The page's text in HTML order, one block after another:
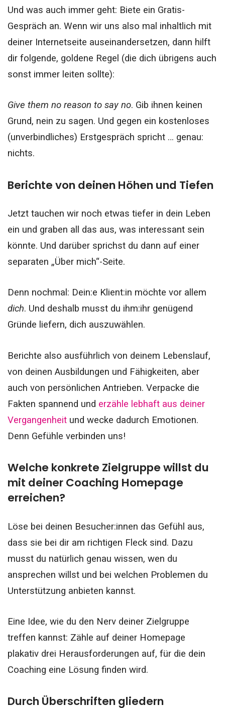
Und was auch immer geht: Biete ein Gratis-
Gespräch an. Wenn wir uns also mal inhaltlich mit
deiner Internetseite auseinandersetzen, dann hilft
dir folgende, goldene Regel (die dich übrigens auch
sonst immer leiten sollte):
Give them no reason to say no. Gib ihnen keinen
Grund, nein zu sagen. Und gegen ein kostenloses
(unverbindliches) Erstgespräch spricht … genau:
nichts.
Berichte von deinen Höhen und Tiefen
Jetzt tauchen wir noch etwas tiefer in dein Leben
ein und graben all das aus, was interessant sein
könnte. Und darüber sprichst du dann auf einer
separaten „Über mich“-Seite.
Denn nochmal: Dein:e Klient:in möchte vor allem
dich. Und deshalb musst du ihm:ihr genügend
Gründe liefern, dich auszuwählen.
Berichte also ausführlich von deinem Lebenslauf,
von deinen Ausbildungen und Fähigkeiten, aber
auch von persönlichen Antrieben. Verpacke die
Fakten spannend und erzähle lebhaft aus deiner
Vergangenheit und wecke dadurch Emotionen.
Denn Gefühle verbinden uns!
Welche konkrete Zielgruppe willst du
mit deiner Coaching Homepage
erreichen?
Löse bei deinen Besucher:innen das Gefühl aus,
dass sie bei dir am richtigen Fleck sind. Dazu
musst du natürlich genau wissen, wen du
ansprechen willst und bei welchen Problemen du
Unterstützung anbieten kannst.
Eine Idee, wie du den Nerv deiner Zielgruppe
treffen kannst: Zähle auf deiner Homepage
plakativ drei Herausforderungen auf, für die dein
Coaching eine Lösung finden wird.
Durch Überschriften gliedern